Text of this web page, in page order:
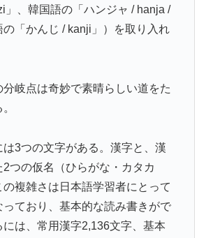
の熊本地震飲料水支援に対する日本人
さい・・・」→「」
は本を読まない。好きなアニメはドラ
みんな右とか左とか拘りすぎ。思想関係
」
に報道！」→「国際的スキャンダルに発
い！」日本が買収したUSスチール驚異
人が大喜び
」、韓国語の「ハンジャ / hanja /
「かんじ / kanji」）を取り入れ
分岐点は奇妙で素晴らしい道をた
3つの文字がある。漢字と、漢
つの仮名（ひらがな・カタカ
複雑さは日本語学習者にとって
っており、基本的な読み書きがで
には、常用漢字2,136文字、基本